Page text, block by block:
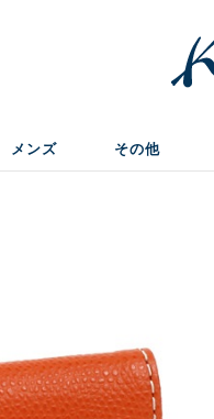
メンズ その他